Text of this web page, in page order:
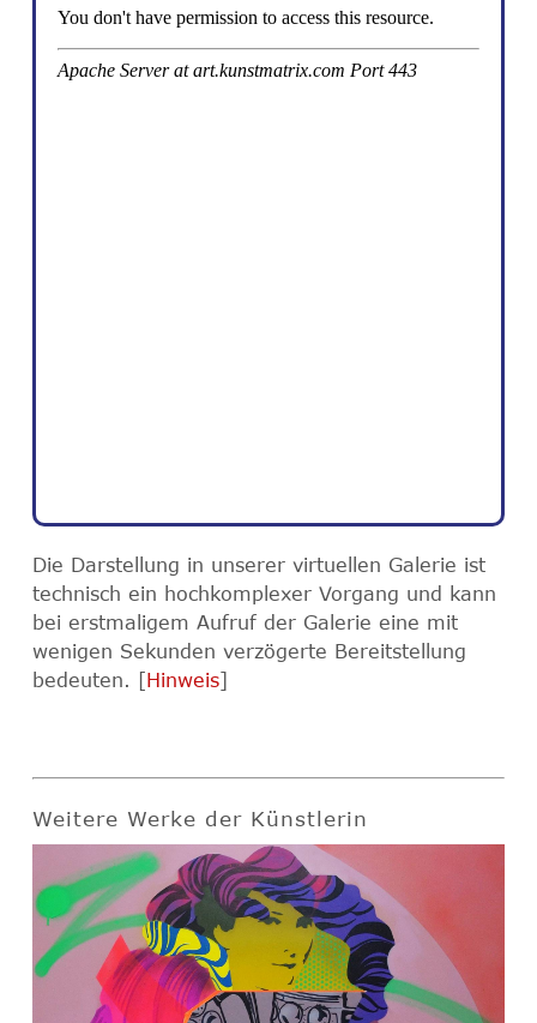
Die Darstellung in unserer virtuellen Galerie ist
technisch ein hochkomplexer Vorgang und kann
bei erstmaligem Aufruf der Galerie eine mit
wenigen Sekunden verzögerte Bereitstellung
bedeuten. [Hinweis]
Weitere Werke der Künstlerin